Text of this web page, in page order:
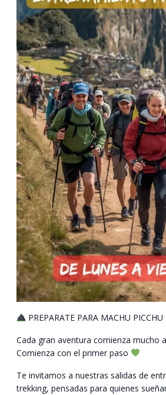
PREPARATE PARA MACHU PICCHU
Cada gran aventura comienza mucho
Comienza con el primer paso
Te invitamos a nuestras salidas de
trekking, pensadas para quienes